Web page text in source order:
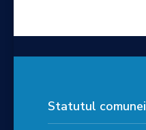
Statutul comunei